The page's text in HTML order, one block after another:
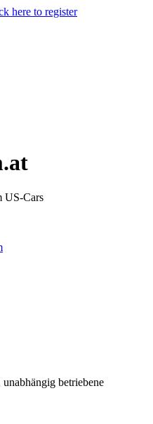
here to register
US-Cars
betriebene